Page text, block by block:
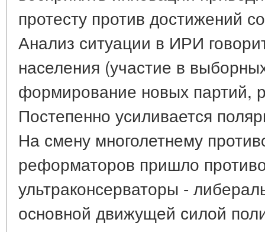
протесту против достижений
Анализ ситуации в ИРИ
населения (участие в
формирование новых партий,
Постепенно усиливается
На смену многолетнему
реформаторов пришло
ультраконсерваторы -
основной движущей силой